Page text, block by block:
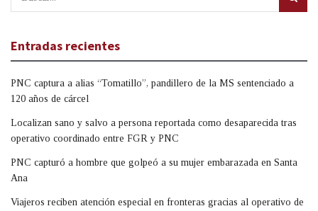
Entradas recientes
PNC captura a alias “Tomatillo”, pandillero de la MS sentenciado a
120 años de cárcel
Localizan sano y salvo a persona reportada como desaparecida tras
operativo coordinado entre FGR y PNC
PNC capturó a hombre que golpeó a su mujer embarazada en Santa
Ana
Viajeros reciben atención especial en fronteras gracias al operativo de